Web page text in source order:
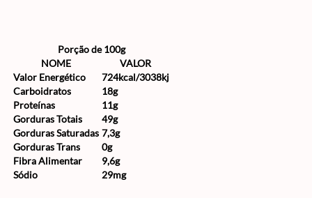
Porção de 100g
NOME
VALOR
Valor Energético
724kcal/3038kj
Carboidratos
18g
Proteínas
11g
Gorduras Totais
49g
Gorduras Saturadas 7,3g
Gorduras Trans
0g
Fibra Alimentar
9,6g
Sódio
29mg